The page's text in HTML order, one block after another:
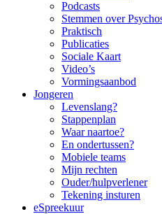
Podcasts
Stemmen over
Praktisch
Publicaties
Sociale Kaart
Video’s
Vormingsaanbod
Jongeren
Levenslang?
Stappenplan
Waar naartoe?
En ondertussen?
Mobiele teams
Mijn rechten
Ouder/hulpverlener
Tekening insturen
eSpreekuur